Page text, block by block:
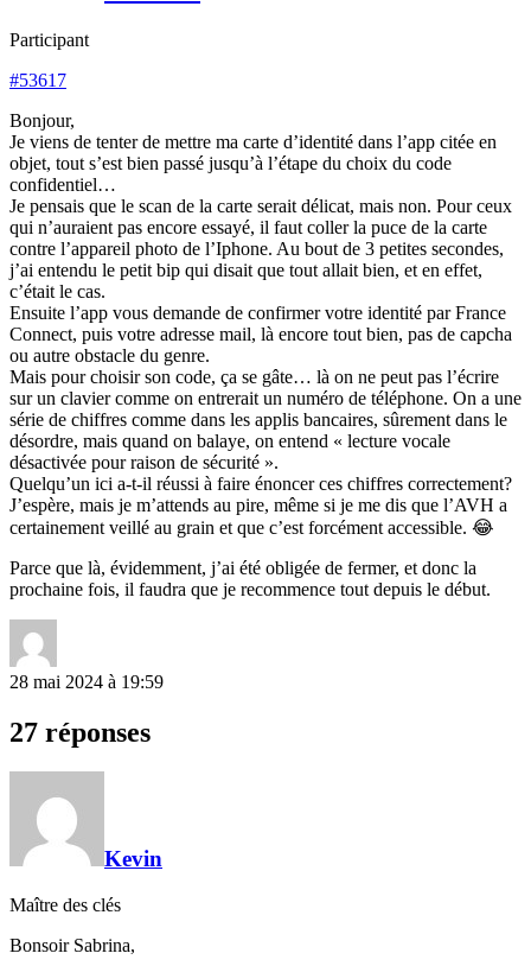
Participant
#53617
Bonjour,
Je viens de tenter de mettre ma carte d’identité dans l’app citée en
objet, tout s’est bien passé jusqu’à l’étape du choix du code
confidentiel…
Je pensais que le scan de la carte serait délicat, mais non. Pour ceux
qui n’auraient pas encore essayé, il faut coller la puce de la carte
contre l’appareil photo de l’Iphone. Au bout de 3 petites secondes,
j’ai entendu le petit bip qui disait que tout allait bien, et en effet,
c’était le cas.
Ensuite l’app vous demande de confirmer votre identité par France
Connect, puis votre adresse mail, là encore tout bien, pas de capcha
ou autre obstacle du genre.
Mais pour choisir son code, ça se gâte… là on ne peut pas l’écrire
sur un clavier comme on entrerait un numéro de téléphone. On a une
série de chiffres comme dans les applis bancaires, sûrement dans le
désordre, mais quand on balaye, on entend « lecture vocale
désactivée pour raison de sécurité ».
Quelqu’un ici a-t-il réussi à faire énoncer ces chiffres correctement?
J’espère, mais je m’attends au pire, même si je me dis que l’AVH a
certainement veillé au grain et que c’est forcément accessible. 😂
Parce que là, évidemment, j’ai été obligée de fermer, et donc la
prochaine fois, il faudra que je recommence tout depuis le début.
28 mai 2024 à 19:59
27 réponses
Kevin
Maître des clés
Bonsoir Sabrina,